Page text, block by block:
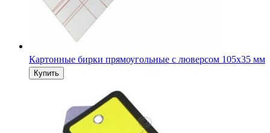
Картонные бирки прямоугольные с люверсом 105х35 мм